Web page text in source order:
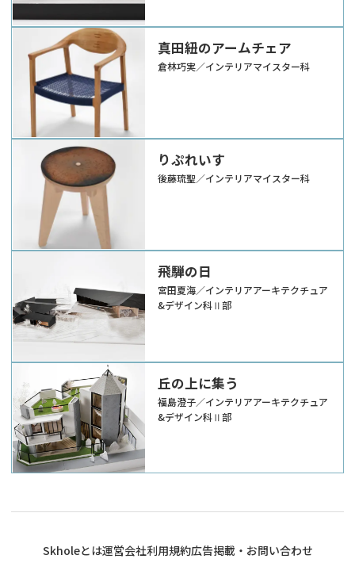
真田紐のアームチェア
倉林巧実／インテリアマイスター科
りぷれいす
後藤琉聖／インテリアマイスター科
飛騨の日
宮田夏海／インテリアアーキテクチュア
&デザイン科Ⅱ部
丘の上に集う
福島澄子／インテリアアーキテクチュア
&デザイン科Ⅱ部
Skholeとは運営会社利用規約広告掲載・お問い合わせ